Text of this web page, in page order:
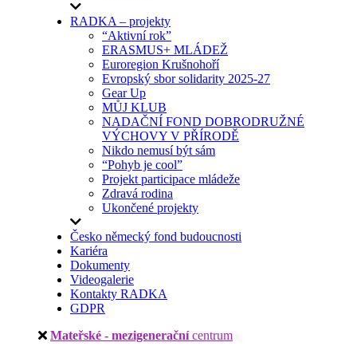
RADKA – projekty
“Aktivní rok”
ERASMUS+ MLÁDEŽ
Euroregion Krušnohoří
Evropský sbor solidarity 2025-27
Gear Up
MŮJ KLUB
NADAČNÍ FOND DOBRODRUŽNÉ
VÝCHOVY V PŘÍRODĚ
Nikdo nemusí být sám
“Pohyb je cool”
Projekt participace mládeže
Zdravá rodina
Ukončené projekty
Česko německý fond budoucnosti
Kariéra
Dokumenty
Videogalerie
Kontakty RADKA
GDPR
Mateřské - mezigenerační centrum